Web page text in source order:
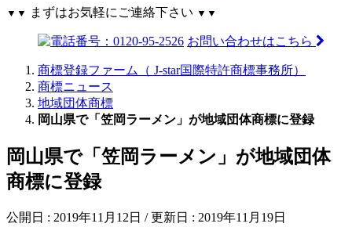
▼▼ まずはお気軽にご連絡下さい ▼▼
お問い合わせはこちら
商標登録ファーム（ J-star国際特許商標事務所）
商標ニュース
地域団体商標
岡山県で「笠岡ラーメン」が地域団体商標に登録
岡山県で「笠岡ラーメン」が地域団体
商標に登録
公開日 : 2019年11月12日 / 更新日 : 2019年11月19日